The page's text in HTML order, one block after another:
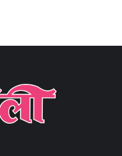
संदेश… (Satire- The
ordinary object…)